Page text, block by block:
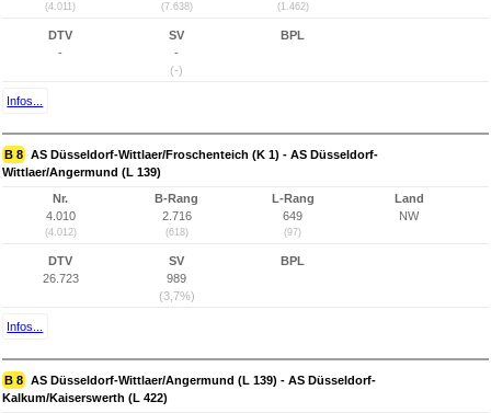
(4.011) (7.638) (1.462)
DTV
-
SV
-
(-)
BPL
Infos...
B 8 AS Düsseldorf-Wittlaer/Froschenteich (K 1) - AS Düsseldorf-
Wittlaer/Angermund (L 139)
Nr.
4.010
(4.012)
B-Rang
2.716
(618)
L-Rang
649
(97)
Land
NW
DTV
26.723
SV
989
(3,7%)
BPL
Infos...
B 8 AS Düsseldorf-Wittlaer/Angermund (L 139) - AS Düsseldorf-
Kalkum/Kaiserswerth (L 422)